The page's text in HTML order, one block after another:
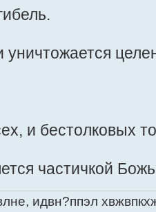
и бестолковых
частичкой
идвн?ппэл